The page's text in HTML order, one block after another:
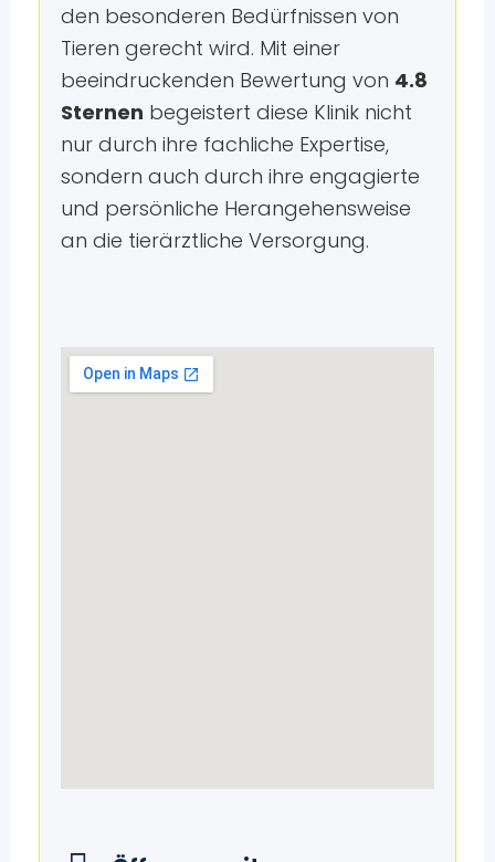
den besonderen Bedürfnissen von
Tieren gerecht wird. Mit einer
beeindruckenden Bewertung von 4.8
Sternen begeistert diese Klinik nicht
nur durch ihre fachliche Expertise,
sondern auch durch ihre engagierte
und persönliche Herangehensweise
an die tierärztliche Versorgung.